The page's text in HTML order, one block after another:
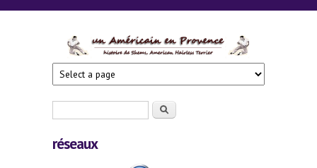
Skip to main content
AHT en
Provence
Search
réseaux